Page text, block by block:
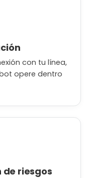
con tu línea,
opere dentro
riesgos